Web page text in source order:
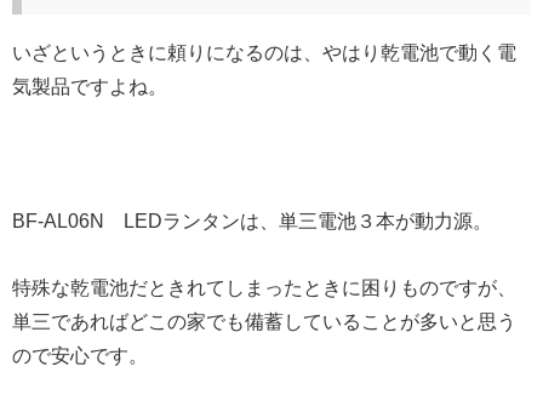
いざというときに頼りになるのは、やはり乾電池で動く電
気製品ですよね。
BF-AL06N LEDランタンは、単三電池３本が動力源。
特殊な乾電池だときれてしまったときに困りものですが、
単三であればどこの家でも備蓄していることが多いと思う
ので安心です。